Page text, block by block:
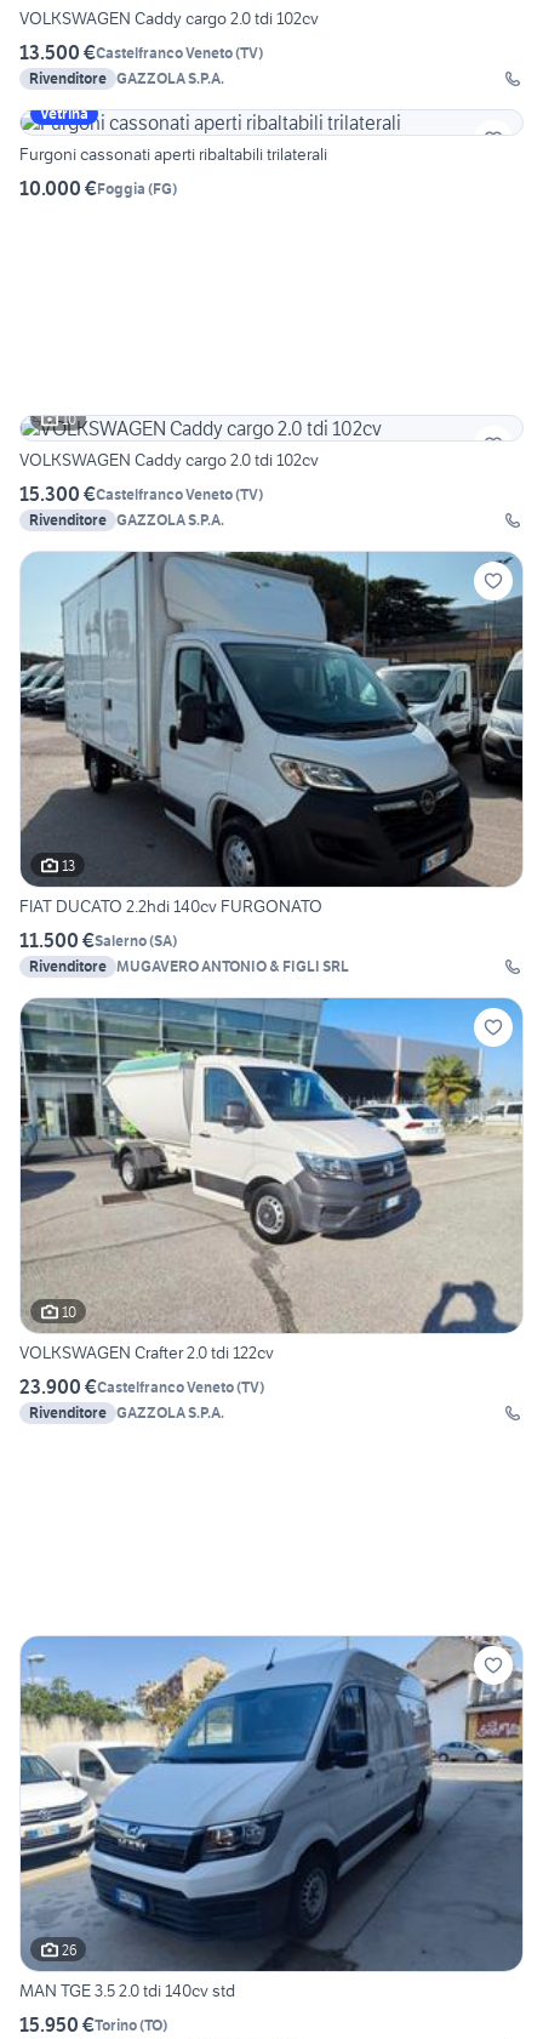
VOLKSWAGEN Caddy cargo 2.0 tdi 102cv
13.500 €Castelfranco Veneto(TV)
Rivenditore GAZZOLA S.P.A.
Vetrina
Furgoni cassonati aperti ribaltabili trilaterali
10.000 €Foggia (FG)
10
VOLKSWAGEN Caddy cargo 2.0 tdi 102cv
15.300 €Castelfranco Veneto(TV)
Rivenditore GAZZOLA S.P.A.
13
FIAT DUCATO 2.2hdi 140cv FURGONATO
11.500 €Salerno(SA)
Rivenditore MUGAVERO ANTONIO & FIGLI SRL
10
VOLKSWAGEN Crafter 2.0 tdi 122cv
23.900 €Castelfranco Veneto(TV)
Rivenditore GAZZOLA S.P.A.
26
MAN TGE 3.5 2.0 tdi 140cv std
15.950 €Torino(TO)